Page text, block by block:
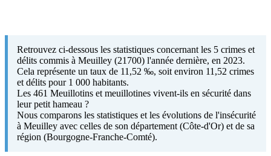
Retrouvez ci-dessous les statistiques concernant les 5 crimes et
délits commis à Meuilley (21700) l'année dernière, en 2023.
Cela représente un taux de 11,52 ‰, soit environ 11,52 crimes
et délits pour 1 000 habitants.
Les 461 Meuillotins et meuillotines vivent-ils en sécurité dans
leur petit hameau ?
Nous comparons les statistiques et les évolutions de l'insécurité
à Meuilley avec celles de son département (Côte-d'Or) et de sa
région (Bourgogne-Franche-Comté).